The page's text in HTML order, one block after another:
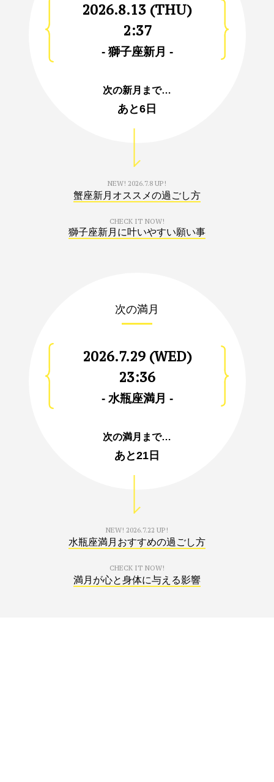
2026.8.13 (THU)
2:37
- 獅子座新月 -
次の新月まで…
あと6日
NEW! 2026.7.8 UP!
蟹座新月オススメの過ごし方
CHECK IT NOW!
獅子座新月に叶いやすい願い事
次の満月
2026.7.29 (WED)
23:36
- 水瓶座満月 -
次の満月まで…
あと21日
NEW! 2026.7.22 UP!
水瓶座満月おすすめの過ごし方
CHECK IT NOW!
満月が心と身体に与える影響